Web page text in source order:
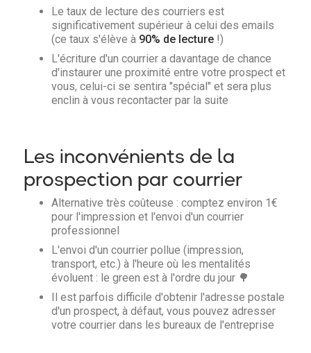
Le taux de lecture des courriers est
significativement supérieur à celui des emails
(ce taux s'élève à 90% de lecture!)
L'écriture d'un courrier a davantage de chance
d'instaurer une proximité entre votre prospect et
vous, celui-ci se sentira "spécial" et sera plus
enclin à vous recontacter par la suite
Les inconvénients de la
prospection par courrier
Alternative très coûteuse : comptez environ 1€
pour l'impression et l'envoi d'un courrier
professionnel
L'envoi d'un courrier pollue (impression,
transport, etc.) à l'heure où les mentalités
évoluent : le green est à l'ordre du jour 🌳
Il est parfois difficile d'obtenir l'adresse postale
d'un prospect, à défaut, vous pouvez adresser
votre courrier dans les bureaux de l'entreprise